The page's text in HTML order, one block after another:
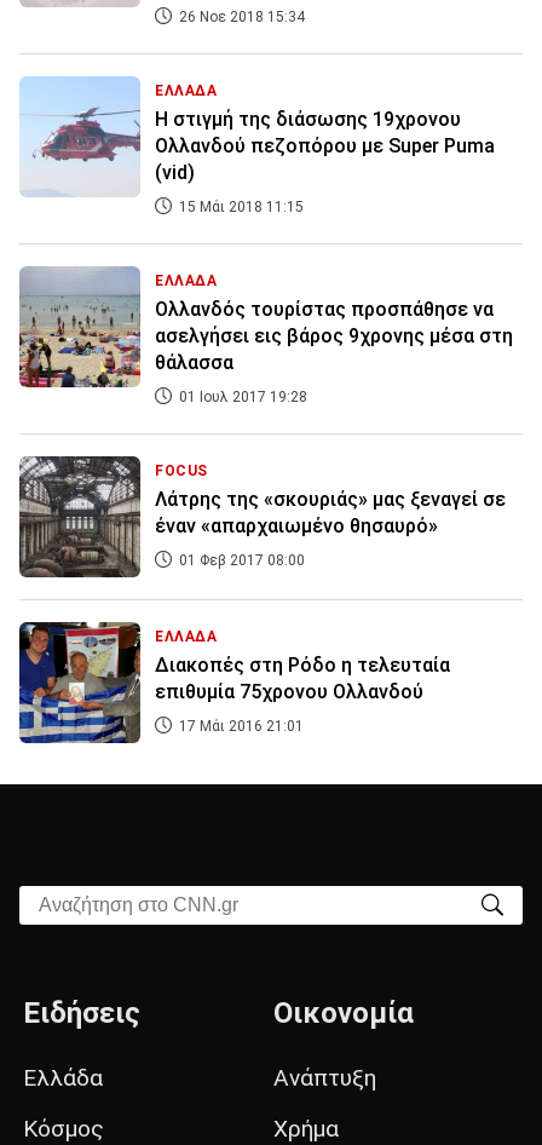
26 Νοε 2018 15:34
ΕΛΛΑΔΑ
Η στιγμή της διάσωσης 19χρονου
Ολλανδού πεζοπόρου με Super Puma
(vid)
15 Μάι 2018 11:15
ΕΛΛΑΔΑ
Ολλανδός τουρίστας προσπάθησε να
ασελγήσει εις βάρος 9χρονης μέσα στη
θάλασσα
01 Ιουλ 2017 19:28
FOCUS
Λάτρης της «σκουριάς» μας ξεναγεί σε
έναν «απαρχαιωμένο θησαυρό»
01 Φεβ 2017 08:00
ΕΛΛΑΔΑ
Διακοπές στη Ρόδο η τελευταία
επιθυμία 75χρονου Ολλανδού
17 Μάι 2016 21:01
Αναζήτηση στο CNN.gr
Ειδήσεις
Ελλάδα
Κόσμος
Οικονομία
Ανάπτυξη
Χρήμα